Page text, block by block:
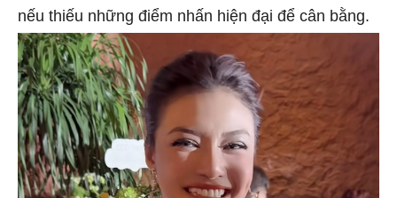
nếu thiếu những điểm nhấn hiện đại để cân bằng.